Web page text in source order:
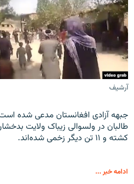
آرشیف
جبهه آزادی افغانستان مدعی شده است
طالبان در ولسوالی زیباک ولایت
کشته و ۱۱ تن دیگر زخمی شده‌اند.
ادامه خبر ...